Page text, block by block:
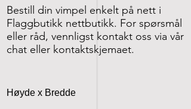
Bestill din vimpel enkelt på nett i
Flaggbutikk nettbutikk. For spørsmål
eller råd, vennligst kontakt oss via vår
chat eller kontaktskjemaet.
Høyde x Bredde